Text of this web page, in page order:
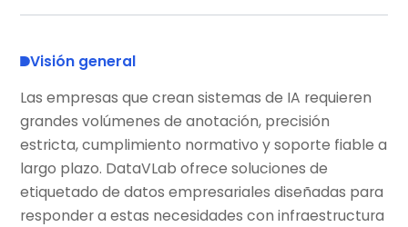
Visión general
Las empresas que crean sistemas de IA requieren
grandes volúmenes de anotación, precisión
estricta, cumplimiento normativo y soporte fiable a
largo plazo. DataVLab ofrece soluciones de
etiquetado de datos empresariales diseñadas para
responder a estas necesidades con infraestructura